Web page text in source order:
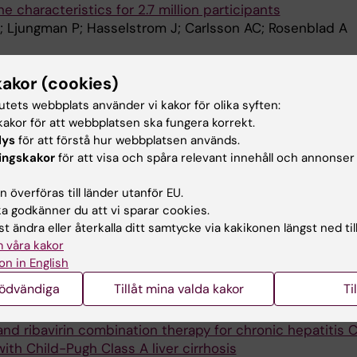
characteristics for 2.7 million participants
Ljungman P; Hasselstrom J; Carlsson AC; Rosenblad A
prediction tool for colorectal cancer: a case-control
A; Abedi E; Hasselstroem J; Sjoevall A; Carlsson AC;
OF CANCER.2023;182:100-106
for identifying non-metastatic colorectal cancer in
Abedi E; Hasselstrom J; Sjovall A; Carlsson AC;
using machine learning on data from a symptom e-
smokers, formers smokers and current smokers
A; Abedi E; Ekman S; Hasselstrom J; Eriksson LE;
JOURNAL OF GASTROENTEROLOGY.
ribavirin combination therapy for chronic hepatitis
Child-Pugh Class A liver cirrhosis
(cookies)
webbplats använder vi kakor för olika syften:
för att webbplatsen ska fungera korrekt.
för att förstå hur webbplatsen används.
för att visa och spåra relevant innehåll och
överföras till länder utanför EU.
godkänner du att vi sparar cookies.
ändra eller återkalla ditt samtycke via kakikonen längst ned
våra kakor
in English
Tillåt mina valda kakor